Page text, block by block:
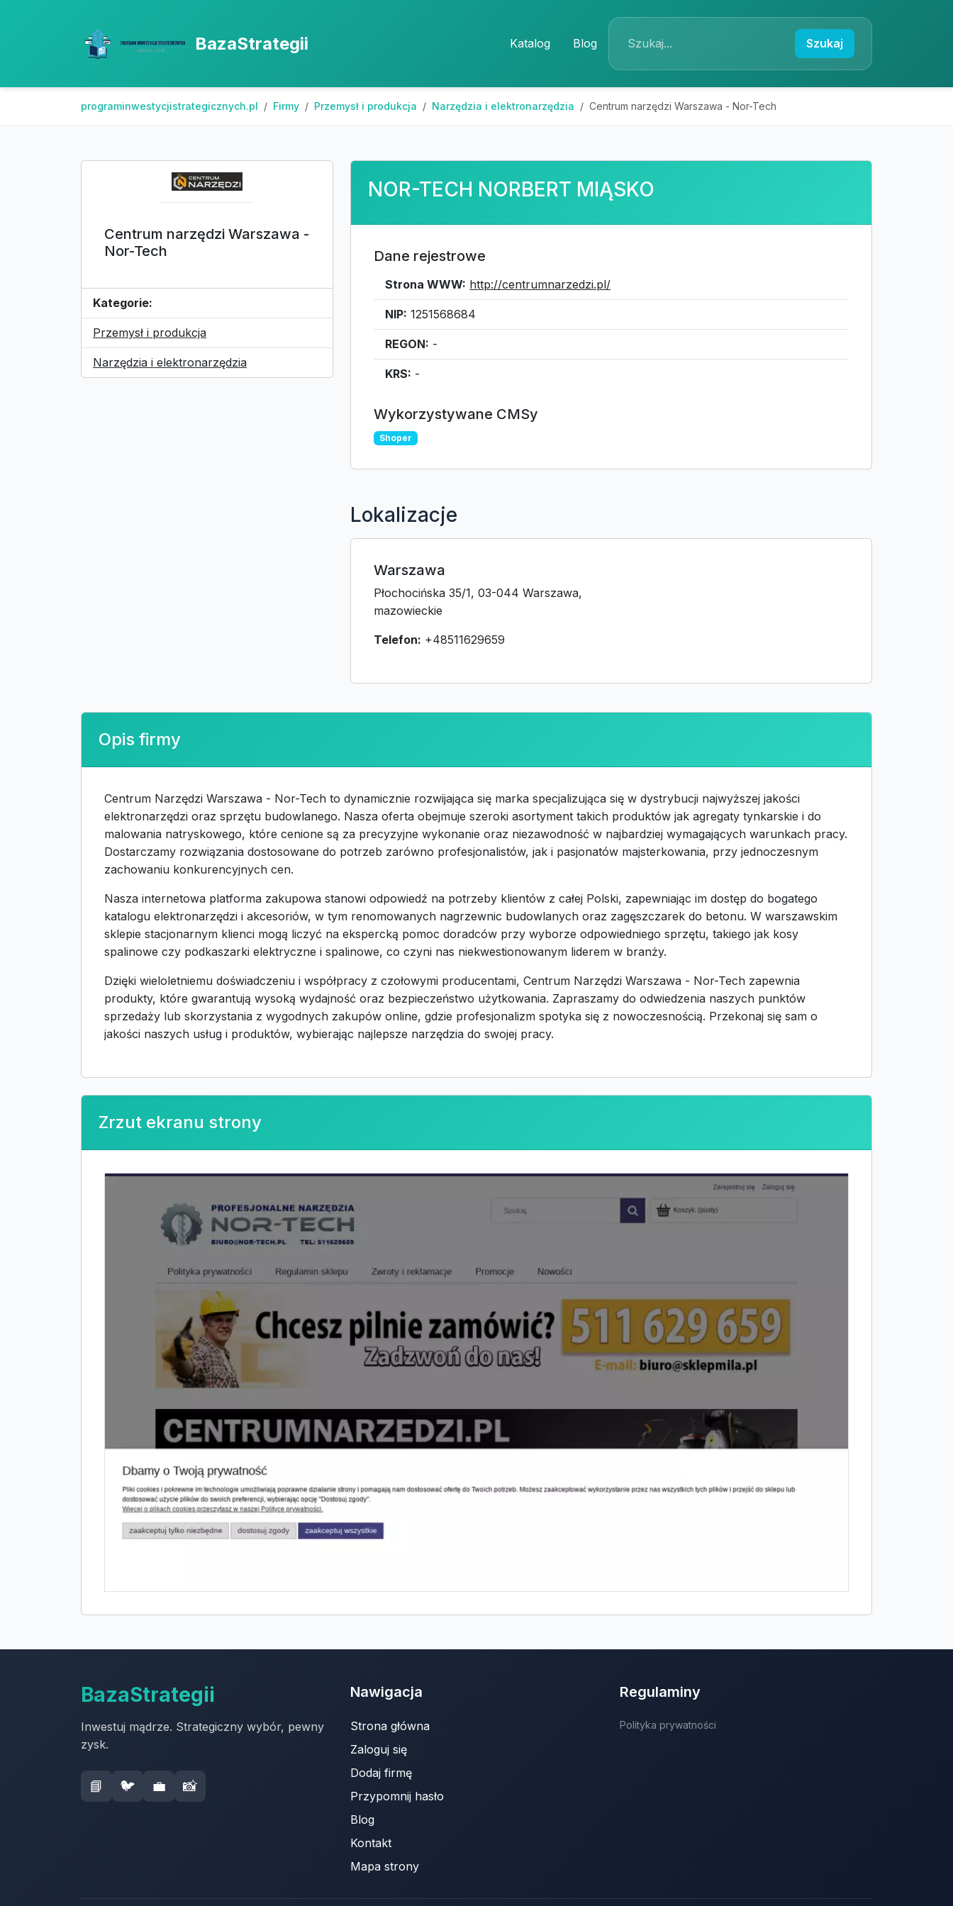
BazaStrategii Katalog Blog Szukaj
programinwestycjistrategicznych.pl Firmy Przemysł i produkcja Narzędzia i elektronarzędzia Centrum narzędzi Warszawa - Nor-Tech
Centrum narzędzi Warszawa -
Nor-Tech
Kategorie:
Przemysł i produkcja
Narzędzia i elektronarzędzia
NOR-TECH NORBERT MIĄSKO
Dane rejestrowe
Strona WWW: http://centrumnarzedzi.pl/
NIP: 1251568684
REGON: -
KRS: -
Wykorzystywane CMSy
Shoper
Lokalizacje
Warszawa
Płochocińska 35/1, 03-044 Warszawa,
mazowieckie
Telefon: +48511629659
Opis firmy
Centrum Narzędzi Warszawa - Nor-Tech to dynamicznie rozwijająca się marka specjalizująca się w dystrybucji najwyższej jakości
elektronarzędzi oraz sprzętu budowlanego. Nasza oferta obejmuje szeroki asortyment takich produktów jak agregaty tynkarskie i do
malowania natryskowego, które cenione są za precyzyjne wykonanie oraz niezawodność w najbardziej wymagających warunkach pracy.
Dostarczamy rozwiązania dostosowane do potrzeb zarówno profesjonalistów, jak i pasjonatów majsterkowania, przy jednoczesnym
zachowaniu konkurencyjnych cen.
Nasza internetowa platforma zakupowa stanowi odpowiedź na potrzeby klientów z całej Polski, zapewniając im dostęp do bogatego
katalogu elektronarzędzi i akcesoriów, w tym renomowanych nagrzewnic budowlanych oraz zagęszczarek do betonu. W warszawskim
sklepie stacjonarnym klienci mogą liczyć na ekspercką pomoc doradców przy wyborze odpowiedniego sprzętu, takiego jak kosy
spalinowe czy podkaszarki elektryczne i spalinowe, co czyni nas niekwestionowanym liderem w branży.
Dzięki wieloletniemu doświadczeniu i współpracy z czołowymi producentami, Centrum Narzędzi Warszawa - Nor-Tech zapewnia
produkty, które gwarantują wysoką wydajność oraz bezpieczeństwo użytkowania. Zapraszamy do odwiedzenia naszych punktów
sprzedaży lub skorzystania z wygodnych zakupów online, gdzie profesjonalizm spotyka się z nowoczesnością. Przekonaj się sam o
jakości naszych usług i produktów, wybierając najlepsze narzędzia do swojej pracy.
Zrzut ekranu strony
BazaStrategii
Inwestuj mądrze. Strategiczny wybór, pewny
zysk.
📘 🐦 💼 📸
Nawigacja
Strona główna
Zaloguj się
Dodaj firmę
Przypomnij hasło
Blog
Kontakt
Mapa strony
Regulaminy
Polityka prywatności